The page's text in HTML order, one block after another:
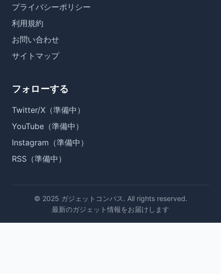
プライバシーポリシー
利用規約
お問い合わせ
サイトマップ
フォローする
Twitter/X（準備中）
YouTube（準備中）
Instagram（準備中）
RSS（準備中）
© 2025 ガジェットコンパス. All rights reserved.
最新のガジェット情報をお届けします